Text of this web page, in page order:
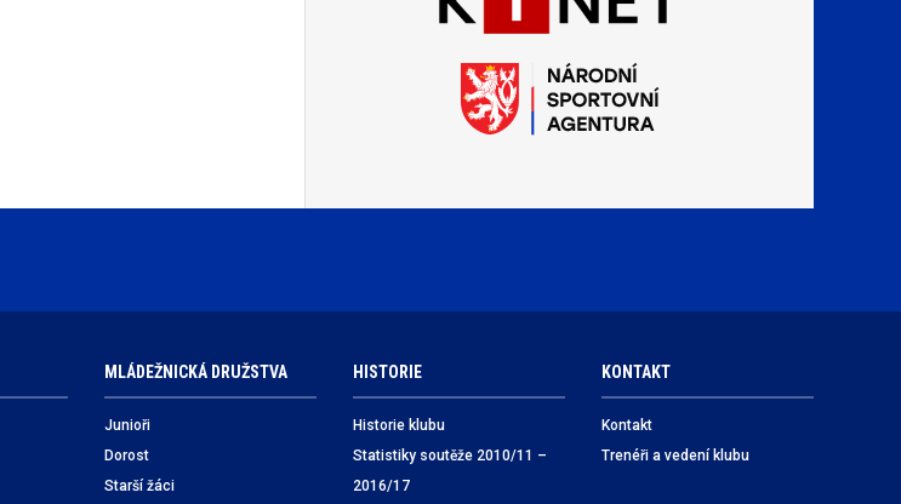
MLÁDEŽNICKÁ DRUŽSTVA
Junioři
Dorost
Starší žáci
HISTORIE
Historie klubu
Statistiky soutěže 2010/11 –
2016/17
KONTAKT
Kontakt
Trenéři a vedení klubu